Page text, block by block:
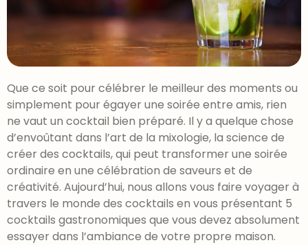
Que ce soit pour célébrer le meilleur des moments ou
simplement pour égayer une soirée entre amis, rien
ne vaut un cocktail bien préparé. Il y a quelque chose
d’envoûtant dans l’art de la mixologie, la science de
créer des cocktails, qui peut transformer une soirée
ordinaire en une célébration de saveurs et de
créativité. Aujourd’hui, nous allons vous faire voyager à
travers le monde des cocktails en vous présentant 5
cocktails gastronomiques que vous devez absolument
essayer dans l’ambiance de votre propre maison.